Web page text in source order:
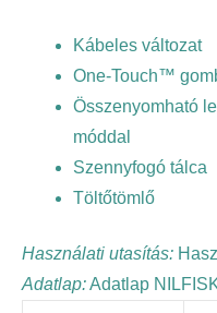
Kábeles változat
One-Touch™
Összenyomható
móddal
Szennyfogó tálca
Töltőtömlő
Használati utasítás:
Adatlap:Adatlap